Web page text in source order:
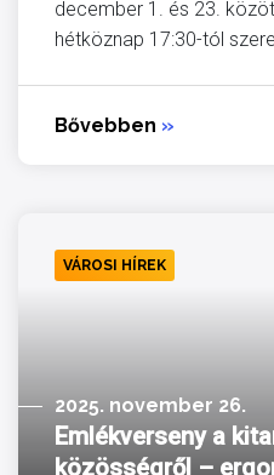
december 1. és 23.
hétköznap 17:30-tól
Bővebben »
VÁROSI HÍREK
2025. november 26.
Emlékverseny a
közösségről –